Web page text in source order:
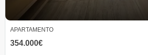
APARTAMENTO
354.000€